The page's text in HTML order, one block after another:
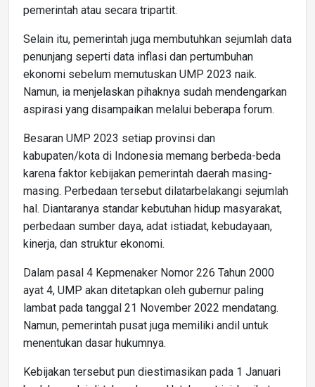
pemerintah atau secara tripartit.
Selain itu, pemerintah juga membutuhkan sejumlah data
penunjang seperti data inflasi dan pertumbuhan
ekonomi sebelum memutuskan UMP 2023 naik.
Namun, ia menjelaskan pihaknya sudah mendengarkan
aspirasi yang disampaikan melalui beberapa forum.
Besaran UMP 2023 setiap provinsi dan
kabupaten/kota di Indonesia memang berbeda-beda
karena faktor kebijakan pemerintah daerah masing-
masing. Perbedaan tersebut dilatarbelakangi sejumlah
hal. Diantaranya standar kebutuhan hidup masyarakat,
perbedaan sumber daya, adat istiadat, kebudayaan,
kinerja, dan struktur ekonomi.
Dalam pasal 4 Kepmenaker Nomor 226 Tahun 2000
ayat 4, UMP akan ditetapkan oleh gubernur paling
lambat pada tanggal 21 November 2022 mendatang.
Namun, pemerintah pusat juga memiliki andil untuk
menentukan dasar hukumnya.
Kebijakan tersebut pun diestimasikan pada 1 Januari